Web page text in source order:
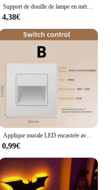
Support de douille de lampe en métal antique, douille de lumière, base de lampe en bronze, noir, blanc, argent, In347, 1PC
4,38€
Applique murale LED encastrée avec détecteur de mouvement PIR, éclairage intérieur, pieds, marches d'escalier, couloir, toilettes, or, noir
0,99€